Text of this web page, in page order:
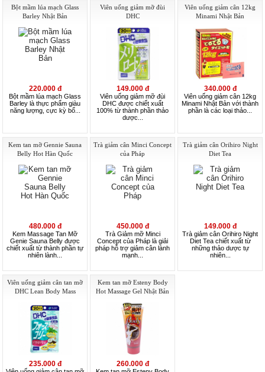
Bột mầm lúa mạch Glass
Barley Nhật Bản
220.000 đ
Bột mầm lúa mạch Glass
Barley là thực phẩm giàu
năng lượng, cực kỳ bổ...
Viên uống giảm mỡ đùi
DHC
149.000 đ
Viên uống giảm mỡ đùi
DHC được chiết xuất
100% từ thành phần thảo
dược...
Viên uống giảm cân 12kg
Minami Nhật Bản
340.000 đ
Viên uống giảm cân 12kg
Minami Nhật Bản với thành
phần là các loại thảo...
Kem tan mỡ Gennie Sauna
Belly Hot Hàn Quốc
480.000 đ
Kem Massage Tan Mỡ
Genie Sauna Belly được
chiết xuất từ thành phần tự
nhiên lành...
Trà giảm cân Minci Concept
của Pháp
450.000 đ
Trà Giảm mỡ Minci
Concept của Pháp là giải
pháp hỗ trợ giảm cân lành
mạnh...
Trà giảm cân Orihiro Night
Diet Tea
149.000 đ
Trà giảm cân Orihiro Night
Diet Tea chiết xuất từ
những thảo dược tự
nhiên...
Viên uống giảm cân tan mỡ
DHC Lean Body Mass
235.000 đ
Kem tan mỡ Esteny Body
Hot Massage Gel Nhật Bản
260.000 đ